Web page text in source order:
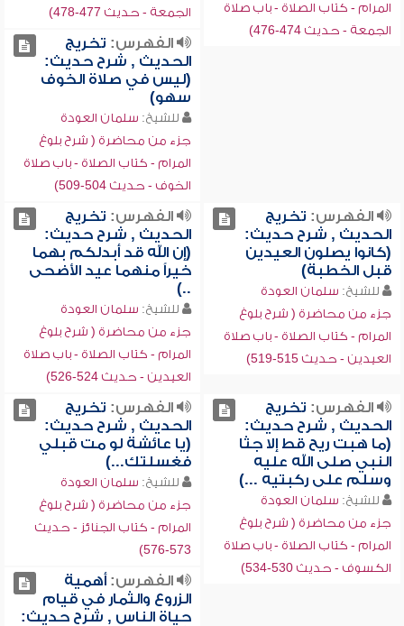
المرام - كتاب الصلاة - باب صلاة
الجمعة - حديث 474-476)
الجمعة - حديث 477-478)
الفهرس: تخريج
الحديث , شرح حديث:
(ليس في صلاة الخوف
سهو)
للشيخ: سلمان العودة
جزء من محاضرة ( شرح بلوغ
المرام - كتاب الصلاة - باب صلاة
الخوف - حديث 504-509)
الفهرس: تخريج
الحديث , شرح حديث:
(كانوا يصلون العيدين
قبل الخطبة)
للشيخ: سلمان العودة
جزء من محاضرة ( شرح بلوغ
المرام - كتاب الصلاة - باب صلاة
العيدين - حديث 515-519)
الفهرس: تخريج
الحديث , شرح حديث:
(إن الله قد أبدلكم بهما
خيراً منهما عيد الأضحى
..)
للشيخ: سلمان العودة
جزء من محاضرة ( شرح بلوغ
المرام - كتاب الصلاة - باب صلاة
العيدين - حديث 524-526)
الفهرس: تخريج
الحديث , شرح حديث:
(ما هبت ريح قط إلا جثا
النبي صلى الله عليه
وسلم على ركبتيه ...)
للشيخ: سلمان العودة
جزء من محاضرة ( شرح بلوغ
المرام - كتاب الصلاة - باب صلاة
الكسوف - حديث 530-534)
الفهرس: تخريج
الحديث , شرح حديث:
(يا عائشة لو مت قبلي
فغسلتك...)
للشيخ: سلمان العودة
جزء من محاضرة ( شرح بلوغ
المرام - كتاب الجنائز - حديث
573-576)
الفهرس:أهمية
الزروع والثمار في قيام
حياة الناس , شرح حديث: